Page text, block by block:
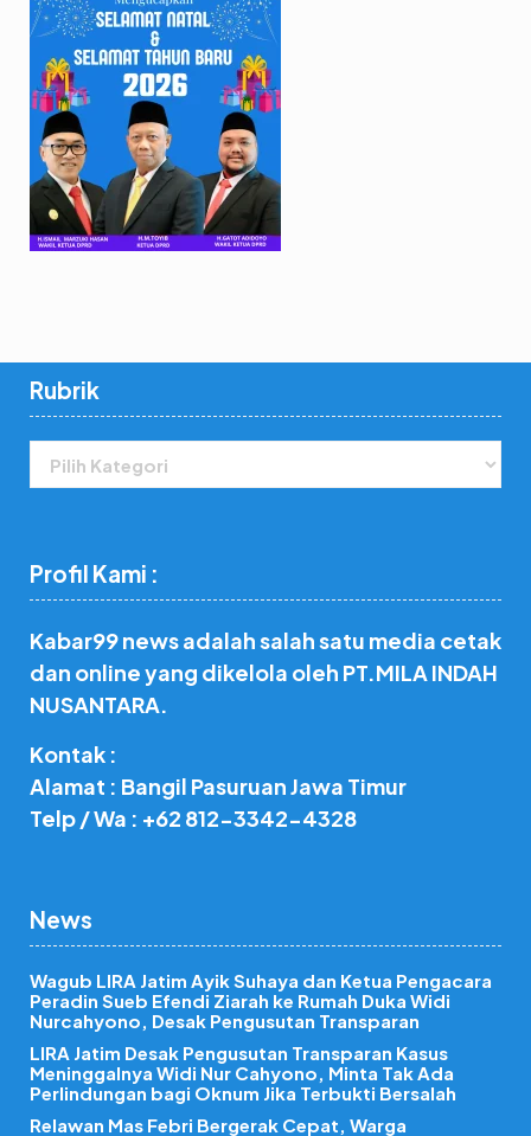
Rubrik
Profil Kami :
Kabar99 news adalah salah satu media cetak
dan online yang dikelola oleh PT.MILA INDAH
NUSANTARA.
Kontak :
Alamat : Bangil Pasuruan Jawa Timur
Telp / Wa : +62 812-3342-4328
News
Wagub LIRA Jatim Ayik Suhaya dan Ketua Pengacara
Peradin Sueb Efendi Ziarah ke Rumah Duka Widi
Nurcahyono, Desak Pengusutan Transparan
LIRA Jatim Desak Pengusutan Transparan Kasus
Meninggalnya Widi Nur Cahyono, Minta Tak Ada
Perlindungan bagi Oknum Jika Terbukti Bersalah
Relawan Mas Febri Bergerak Cepat, Warga